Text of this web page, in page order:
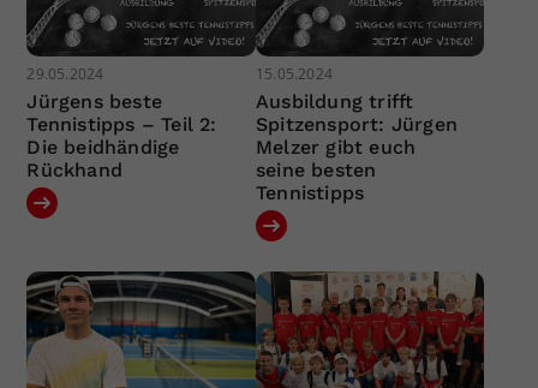
29.05.2024
Jürgens beste
Tennistipps – Teil 2:
Die beidhändige
Rückhand
15.05.2024
Ausbildung trifft
Spitzensport: Jürgen
Melzer gibt euch
seine besten
Tennistipps